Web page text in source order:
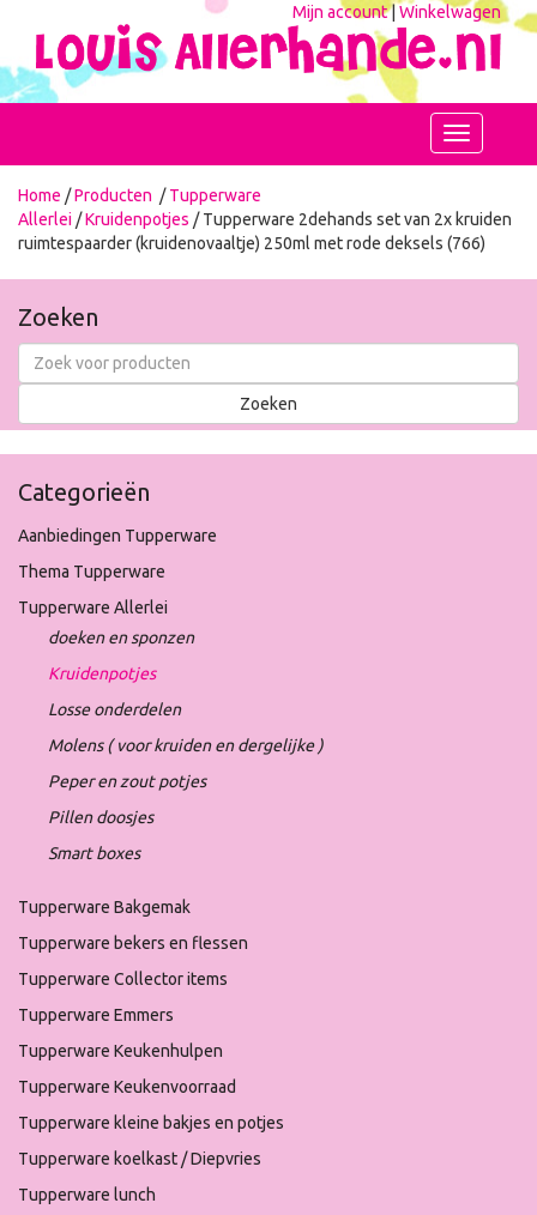
Mijn account|Winkelwagen
Toggle
navigation
Home /Producten /Tupperware
Allerlei /Kruidenpotjes / Tupperware 2dehands set van 2x kruiden
ruimtespaarder (kruidenovaaltje) 250ml met rode deksels (766)
Zoeken
Categorieën
Aanbiedingen Tupperware
Thema Tupperware
Tupperware Allerlei
doeken en sponzen
Kruidenpotjes
Losse onderdelen
Molens ( voor kruiden en dergelijke )
Peper en zout potjes
Pillen doosjes
Smart boxes
Tupperware Bakgemak
Tupperware bekers en flessen
Tupperware Collector items
Tupperware Emmers
Tupperware Keukenhulpen
Tupperware Keukenvoorraad
Tupperware kleine bakjes en potjes
Tupperware koelkast / Diepvries
Tupperware lunch